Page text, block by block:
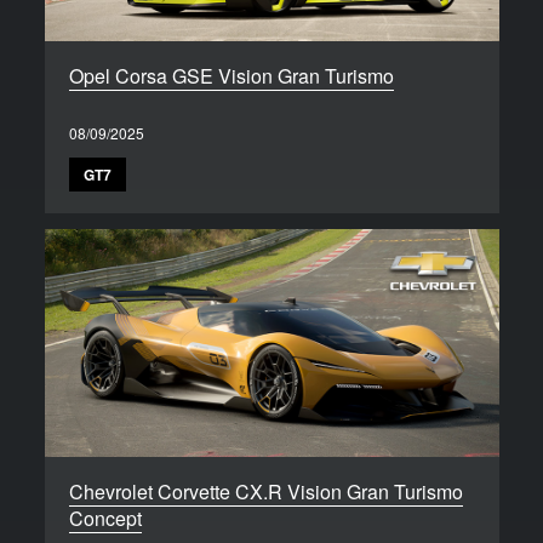
Opel Corsa GSE Vision Gran Turismo
08/09/2025
GT7
Chevrolet Corvette CX.R Vision Gran Turismo
Concept